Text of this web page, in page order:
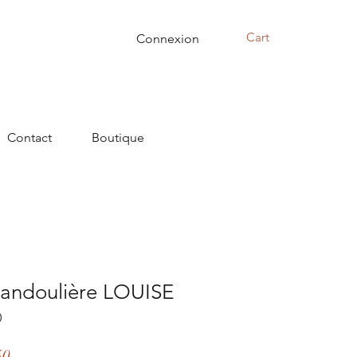
Cart
Connexion
Contact Boutique
LOUISE